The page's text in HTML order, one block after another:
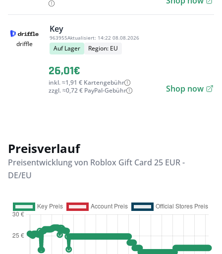
driffle
Key
963955Aktualisiert: 14:22 08.08.2026
Auf Lager Region: EU
26,01€
inkl. ≈1,91 € Kartengebühr
zzgl. ≈0,72 € PayPal-Gebühr
Shop now
Preisverlauf
Preisentwicklung von Roblox Gift Card 25 EUR -
DE/EU